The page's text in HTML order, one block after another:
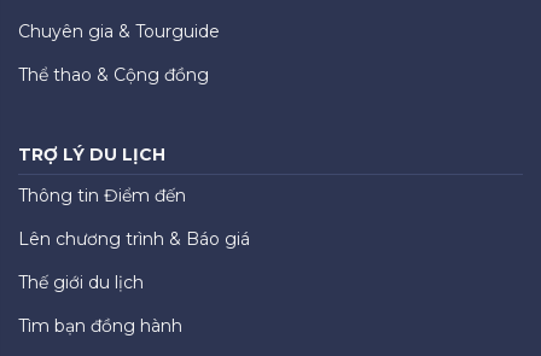
Chuyên gia & Tourguide
Thể thao & Cộng đồng
TRỢ LÝ DU LỊCH
Thông tin Điểm đến
Lên chương trình & Báo giá
Thế giới du lịch
Tìm bạn đồng hành